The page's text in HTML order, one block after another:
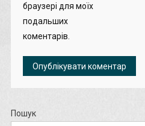
браузері для моїх
подальших
коментарів.
Пошук